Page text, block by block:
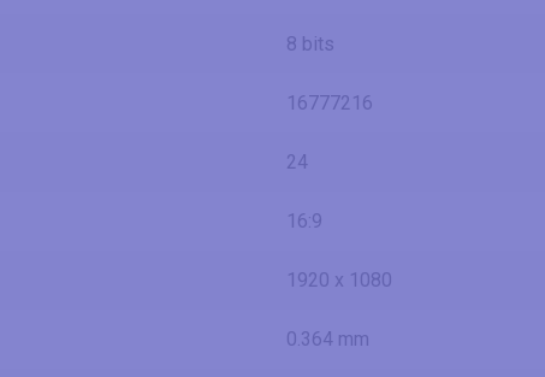
8 bits
16777216
24
16:9
1920 x 1080
0.364 mm